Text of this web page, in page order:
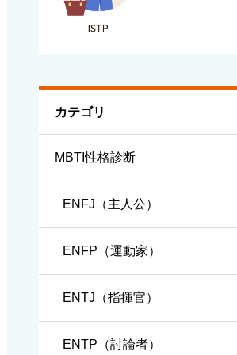
カテゴリ
MBTI性格診断
ENFJ（主人公）
ENFP（運動家）
ENTJ（指揮官）
ENTP（討論者）